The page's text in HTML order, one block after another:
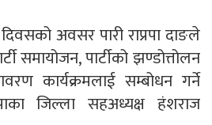
अवसर पारी राप्रपा दाङले
समायोजन, पार्टीको झण्डोत्तोलन
कार्यक्रमलाई सम्बोधन गर्ने
जिल्ला सहअध्यक्ष हंशराज